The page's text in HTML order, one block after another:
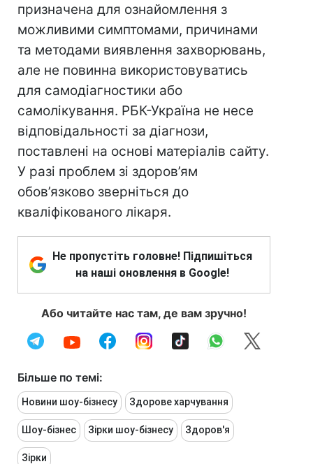
призначена для ознайомлення з
можливими симптомами, причинами
та методами виявлення захворювань,
але не повинна використовуватись
для самодіагностики або
самолікування. РБК-Україна не несе
відповідальності за діагнози,
поставлені на основі матеріалів сайту.
У разі проблем зі здоров’ям
обов’язково зверніться до
кваліфікованого лікаря.
Не пропустіть головне! Підпишіться
на наші оновлення в Google!
Або читайте нас там, де вам зручно!
Більше по темі:
Новини шоу-бізнесу Здорове харчування
Шоу-бізнес Зірки шоу-бізнесу Здоров'я
Зірки